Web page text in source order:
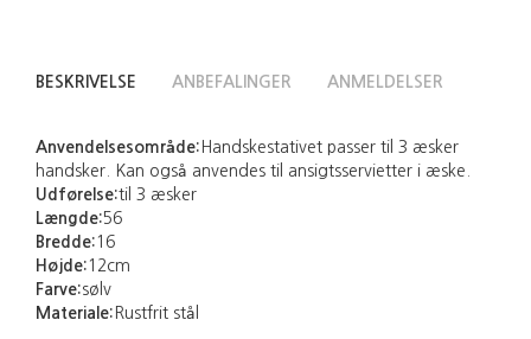
BESKRIVELSE ANBEFALINGER ANMELDELSER
Anvendelsesområde: Handskestativet passer til 3 æsker
handsker. Kan også anvendes til ansigtsservietter i æske.
Udførelse:til 3 æsker
Længde:56
Bredde: 16
Højde: 12cm
Farve:sølv
Materiale: Rustfrit stål